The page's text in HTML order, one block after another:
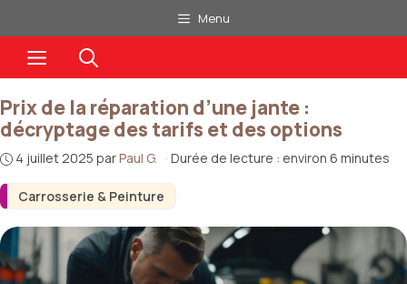
au
contenu
Menu
Menu
Carrosserie & Peinture
Prix de la réparation d’une jante :
décryptage des tarifs et des options
4 juillet 2025 parPaul G. · Durée de lecture : environ 6 minutes